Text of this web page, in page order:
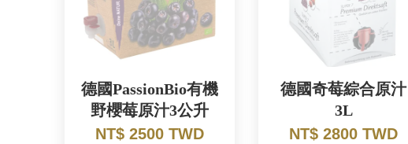
德國PassionBio有機
野櫻莓原汁3公升
NT$ 2500 TWD
德國奇莓綜合原汁
3L
NT$ 2800 TWD